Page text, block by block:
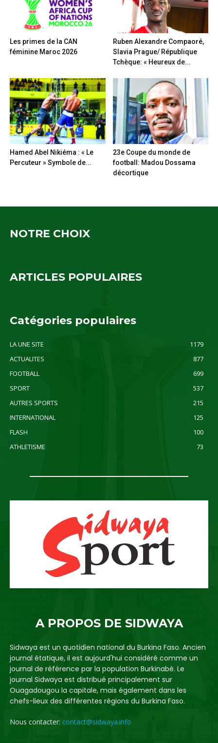
Les primes de la CAN
féminine Maroc 2026
Ruben Alexandre Compaoré,
Slavia Prague/ République
Tchèque: « Heureux de...
Hamed Abel Nikiéma : « Le
Percuteur » Symbole de...
23e Coupe du monde de
football: Madou Dossama
décortique
NOTRE CHOIX
ARTICLES POPULAIRES
Catégories populaires
LA UNE SITE
1179
ACTUALITES
877
FOOTBALL
699
SPORT
537
AUTRES SPORTS
215
INTERNATIONAL
125
FLASH
100
ATHLETISME
73
A PROPOS DE SIDWAYA
Sidwaya est un quotidien national du Burkina Faso. Ancien
journal étatique, il est aujourd'hui considéré comme un
journal de référence par la population Burkinabè. Le
journal Sidwaya est distribué principalement sur
Ouagadougou la capitale, mais également dans les
chefs-lieux des différentes régions du Burkina Faso.
Nous contacter: contact@sidwaya.info